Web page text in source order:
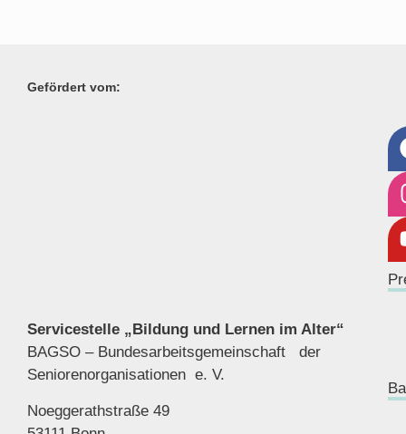
Gefördert vom:
Servicestelle „Bildung und Lernen im Alter“
BAGSO – Bundesarbeitsgemeinschaft der
Seniorenorganisationen e. V.
Noeggerathstraße 49